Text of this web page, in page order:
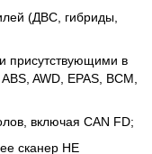
(ДВС, гибриды,
присутствующими в
AWD, EPAS, BCM,
включая CAN FD;
сканер НЕ